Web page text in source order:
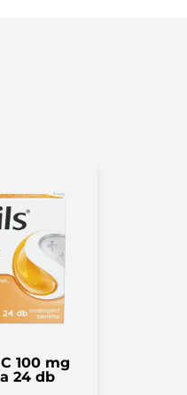
túlérzékenységi
tartalmaz. A d-
100 mg
24 db